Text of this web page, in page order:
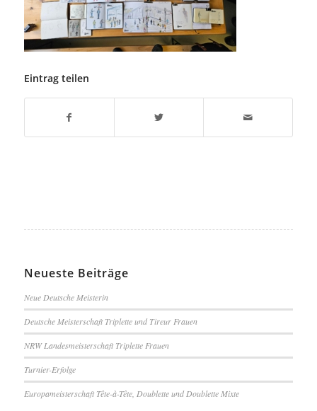
Eintrag teilen
Neueste Beiträge
Neue Deutsche Meisterin
Deutsche Meisterschaft Triplette und Tireur Frauen
NRW Landesmeisterschaft Triplette Frauen
Turnier-Erfolge
Europameisterschaft Tête-à-Tête, Doublette und Doublette Mixte